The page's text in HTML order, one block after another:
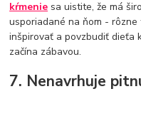
kŕmenie sa uistite, že má
usporiadané na ňom -
inšpirovať a povzbudiť dieťa
začína zábavou.
7. Nenavrhuje